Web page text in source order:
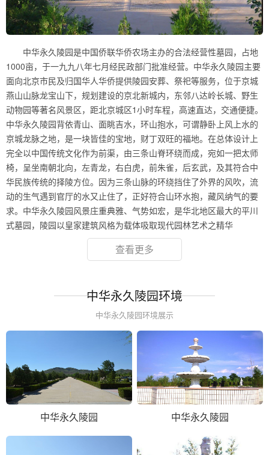
中华永久陵园是中国侨联华侨农场主办的合法经营性墓园，占地
1000亩，于一九九八年七月经民政部门批准经营。中华永久陵园主要
面向北京市民及归国华人华侨提供陵园安葬、祭祀等服务，位于京城
燕山山脉龙宝山下，规划建设的京北新城内，东邻八达岭长城、野生
动物园等著名风景区，距北京城区1小时车程，高速直达，交通便捷。
中华永久陵园背依青山、面眺吉水，环山抱水，可谓静卧上风上水的
京城龙脉之地，是一块皆佳的宝地，财丁双旺的福地。在总体设计上
完全以中国传统文化作为前渠，由三条山脊环绕而成，宛如一把太师
椅，呈坐南朝北向，左青龙，右白虎，前朱雀，后玄武，及其符合中
华民族传统的择陵方位。因为三条山脉的环绕挡住了外界的风吹，流
动的生气遇到官厅的水又止住了，正好符合山环水抱，藏风纳气的要
求。中华永久陵园风景庄重典雅、气势如宏，是华北地区最大的平川
式墓园，陵园以皇家建筑风格为载体吸取现代园林艺术之精华
查看更多
中华永久陵园环境
中华永久陵园环境展示
中华永久陵园 中华永久陵园